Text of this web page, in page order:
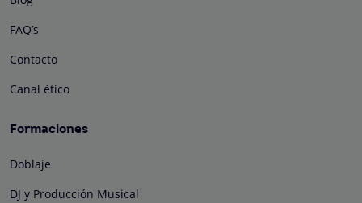
FAQ’s
Contacto
Canal ético
Formaciones
Doblaje
DJ y Producción Musical